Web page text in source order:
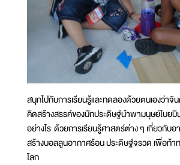
สนุกไปกับการเรียนรู้และทดลองด้วยตนเองว่าจิ
คิดสร้างสรรค์ของนักประดิษฐ์นำพามนุษย์โบย
อย่างไร ด้วยการเรียนรู้ศาสตร์ต่าง ๆ เกี่ยวกับ
สร้างบอลลูนอากาศร้อน ประดิษฐ์จรวด เพื่อท้า
โลก